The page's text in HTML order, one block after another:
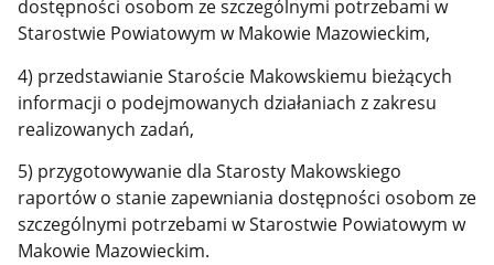
dostępności osobom ze szczególnymi potrzebami w
Starostwie Powiatowym w Makowie Mazowieckim,
4) przedstawianie Staroście Makowskiemu bieżących
informacji o podejmowanych działaniach z zakresu
realizowanych zadań,
5) przygotowywanie dla Starosty Makowskiego
raportów o stanie zapewniania dostępności osobom ze
szczególnymi potrzebami w Starostwie Powiatowym w
Makowie Mazowieckim.